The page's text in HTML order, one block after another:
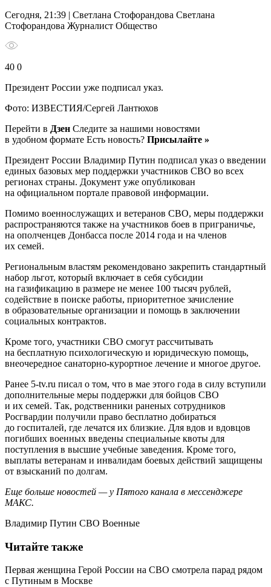
Сегодня, 21:39 | Светлана Стофорандова Светлана
Стофорандова Журналист Общество
40 0
Президент России уже подписал указ.
Фото: ИЗВЕСТИЯ/Сергей Лантюхов
Перейти в Дзен Следите за нашими новостями
в удобном формате Есть новость? Присылайте »
Президент России Владимир Путин подписал указ о введении
единых базовых мер поддержки участников СВО во всех
регионах страны. Документ уже опубликован
на официальном портале правовой информации.
Помимо военнослужащих и ветеранов СВО, меры поддержки
распространяются также на участников боев в приграничье,
на ополченцев Донбасса после 2014 года и на членов
их семей.
Региональным властям рекомендовано закрепить стандартный
набор льгот, который включает в себя субсидии
на газификацию в размере не менее 100 тысяч рублей,
содействие в поиске работы, приоритетное зачисление
в образовательные организации и помощь в заключении
социальных контрактов.
Кроме того, участники СВО смогут рассчитывать
на бесплатную психологическую и юридическую помощь,
внеочередное санаторно-курортное лечение и многое другое.
Ранее 5-tv.ru писал о том, что в мае этого года в силу вступили
дополнительные меры поддержки для бойцов СВО
и их семей. Так, родственники раненых сотрудников
Росгвардии получили право бесплатно добираться
до госпиталей, где лечатся их близкие. Для вдов и вдовцов
погибших военных введены специальные квоты для
поступления в высшие учебные заведения. Кроме того,
выплаты ветеранам и инвалидам боевых действий защищены
от взысканий по долгам.
Еще больше новостей — у Пятого канала в мессенджере
МАКС.
Владимир Путин СВО Военные
Читайте также
Первая женщина Герой России на СВО смотрела парад рядом
с Путиным в Москве